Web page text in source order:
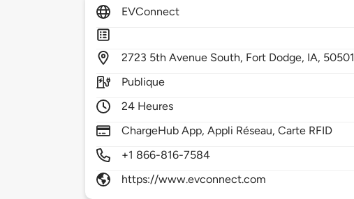
EVConnect
2723 5th Avenue South, Fort Dodge, IA, 50501
Publique
24 Heures
ChargeHub App, Appli Réseau, Carte RFID
+1 866-816-7584
https://www.evconnect.com